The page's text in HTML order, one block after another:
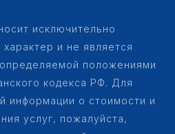
исключительно
и не является
положениями
кодекса РФ. Для
информации о стоимости и
услуг, пожалуйста,